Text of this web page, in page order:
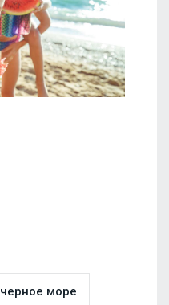
черное море